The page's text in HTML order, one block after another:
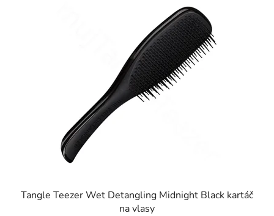
Tangle Teezer Wet Detangling Midnight Black kartáč
na vlasy